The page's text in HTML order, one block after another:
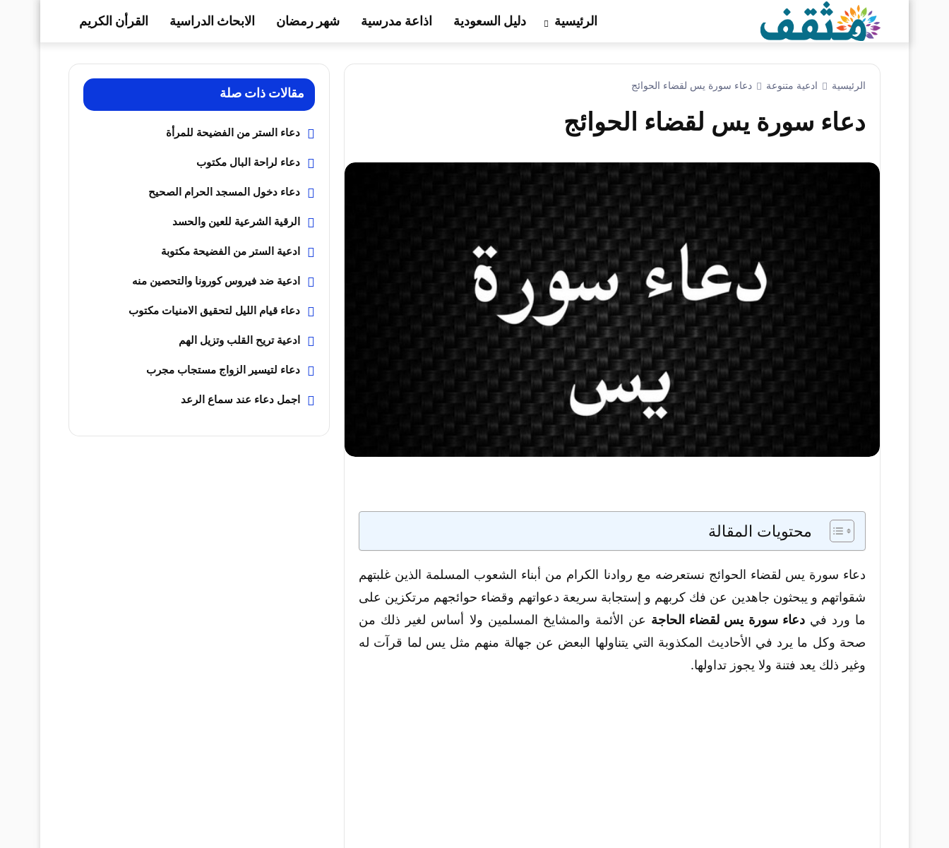
الرئيسية دليل السعودية اذاعة مدرسية شهر رمضان الابحاث الدراسية القرأن الكريم
الرئيسية ادعية متنوعة دعاء سورة يس لقضاء الحوائج
دعاء سورة يس لقضاء الحوائج
محتويات المقالة
دعاء سورة يس لقضاء الحوائج نستعرضه مع روادنا الكرام من أبناء الشعوب المسلمة الذين غلبتهم
شقواتهم و يبحثون جاهدين عن فك كربهم و إستجابة سريعة دعواتهم وقضاء حوائجهم مرتكزين على
ما ورد فيدعاء سورة يس لقضاء الحاجة عن الأئمة والمشايخ المسلمين ولا أساس لغير ذلك من
صحة وكل ما يرد في الأحاديث المكذوبة التي يتناولها البعض عن جهالة منهم مثل يس لما قرآت له
وغير ذلك يعد فتنة ولا يجوز تداولها.
مقالات ذات صلة
دعاء الستر من الفضيحة للمرأة
دعاء لراحة البال مكتوب
دعاء دخول المسجد الحرام الصحيح
الرقية الشرعية للعين والحسد
ادعية الستر من الفضيحة مكتوبة
ادعية ضد فيروس كورونا والتحصين منه
دعاء قيام الليل لتحقيق الامنيات مكتوب
ادعية تريح القلب وتزيل الهم
دعاء لتيسير الزواج مستجاب مجرب
اجمل دعاء عند سماع الرعد